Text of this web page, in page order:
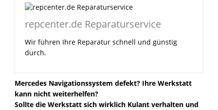
repcenter.de Reparaturservice
Wir führen Ihre Reparatur schnell und günstig
durch.
Mercedes Navigationssystem defekt? Ihre Werkstatt
kann nicht weiterhelfen?
Sollte die Werkstatt sich wirklich Kulant verhalten und